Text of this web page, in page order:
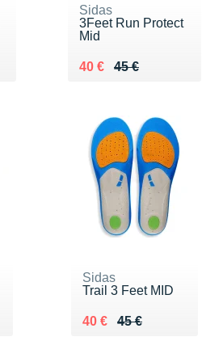
Sidas
3Feet Run Protect
Mid
45 €
Au lieu de 45 €
40 €
Vendu 40 €
Sidas
Trail 3 Feet MID
45 €
Au lieu de 45 €
40 €
Vendu 40 €